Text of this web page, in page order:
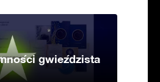
gwieździsta